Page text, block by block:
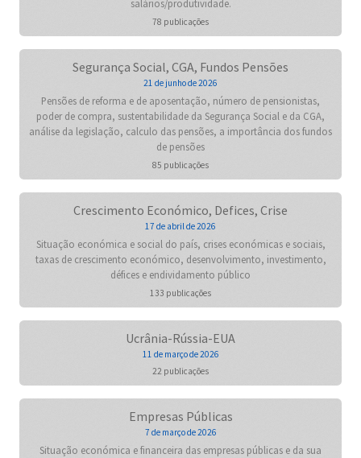
salários/produtividade.
78 publicações
Segurança Social, CGA, Fundos Pensões
21 de junho de 2026
Pensões de reforma e de aposentação, número de pensionistas,
poder de compra, sustentabilidade da Segurança Social e da CGA,
análise da legislação, calculo das pensões, a importância dos fundos
de pensões
85 publicações
Crescimento Económico, Defices, Crise
17 de abril de 2026
Situação económica e social do país, crises económicas e sociais,
taxas de crescimento económico, desenvolvimento, investimento,
défices e endividamento público
133 publicações
Ucrânia-Rússia-EUA
11 de março de 2026
22 publicações
Empresas Públicas
7 de março de 2026
Situação económica e financeira das empresas públicas e da sua